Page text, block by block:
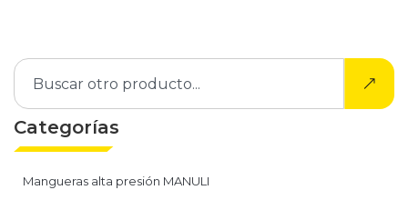
Categorías
Mangueras alta presión MANULI